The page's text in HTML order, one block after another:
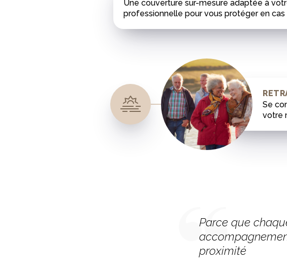
Une couverture sur-mesure adaptée à
professionnelle pour vous protéger en
Se
votre
Parce que
proximité